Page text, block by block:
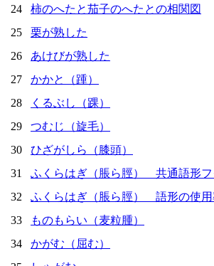
24
柿のへたと茄子のへたとの相関図
25
栗が熟した
26
あけびが熟した
27
かかと（踵）
28
くるぶし（踝）
29
つむじ（旋毛）
30
ひざがしら（膝頭）
31
ふくらはぎ（脹ら脛） 共通語形
32
ふくらはぎ（脹ら脛） 語形の使
33
ものもらい（麦粒腫）
34
かがむ（屈む）